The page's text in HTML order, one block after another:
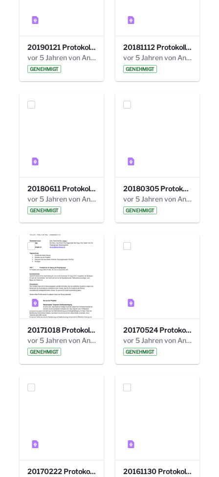
20190121 Protokoll 25. Steuerungskreis.pdf
vor 5 Jahren von Anni Schlumberger
GENEHMIGT
20181112 Protokoll 24. Steuerungskreis.pdf
vor 5 Jahren von Anni Schlumberger
GENEHMIGT
20180611 Protokoll 23. Steuerungskreis.pdf
vor 5 Jahren von Anni Schlumberger
GENEHMIGT
20180305 Protokoll 22. Steuerungskreis.pdf
vor 5 Jahren von Anni Schlumberger
GENEHMIGT
20171018 Protokoll 21. Steuerungskreis.pdf
vor 5 Jahren von Anni Schlumberger
GENEHMIGT
20170524 Protokoll 20. Steuerungskreis.pdf
vor 5 Jahren von Anni Schlumberger
GENEHMIGT
20170222 Protokoll 19. Steuerungskreis.pdf
20161130 Protokoll 18. Steuerungskreis.pdf